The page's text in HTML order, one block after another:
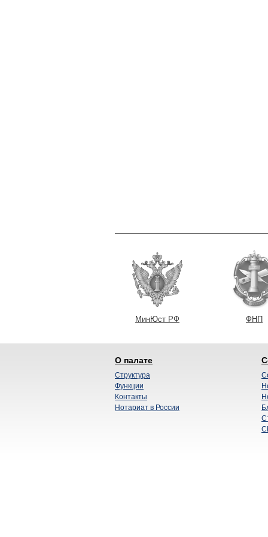
МинЮст РФ ФНП
О палате
Структура
Функции
Контакты
Нотариат в России